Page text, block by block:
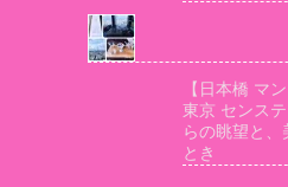
【日本橋 マ
東京 センス
らの眺望と、
とき